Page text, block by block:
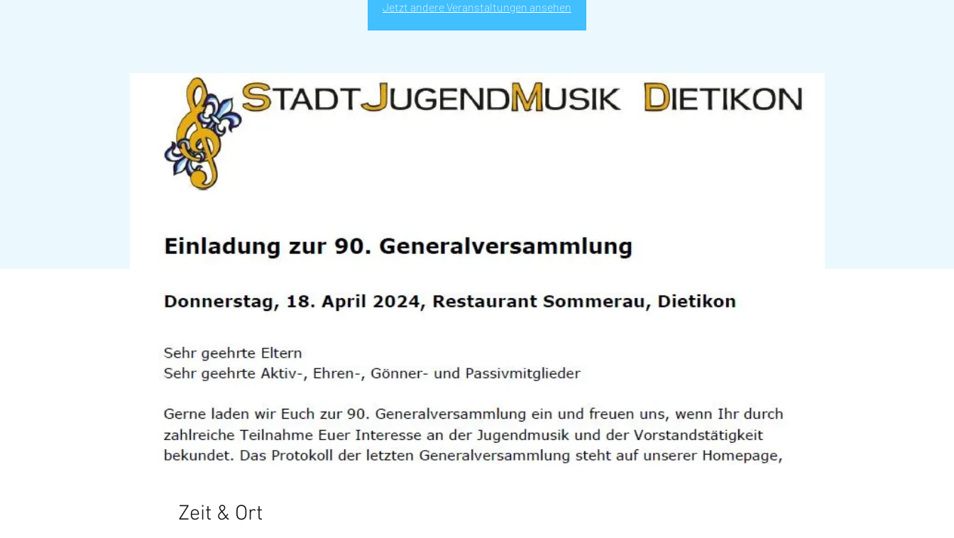
Jetzt andere Veranstaltungen ansehen
Zeit & Ort